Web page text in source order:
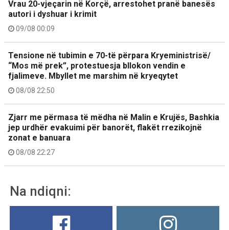
Vrau 20-vjeçarin në Korçë, arrestohet pranë banesës
autori i dyshuar i krimit
09/08 00:09
Tensione në tubimin e 70-të përpara Kryeministrisë/
“Mos më prek”, protestuesja bllokon vendin e
fjalimeve. Mbyllet me marshim në kryeqytet
08/08 22:50
Zjarr me përmasa të mëdha në Malin e Krujës, Bashkia
jep urdhër evakuimi për banorët, flakët rrezikojnë
zonat e banuara
08/08 22:27
Na ndiqni: